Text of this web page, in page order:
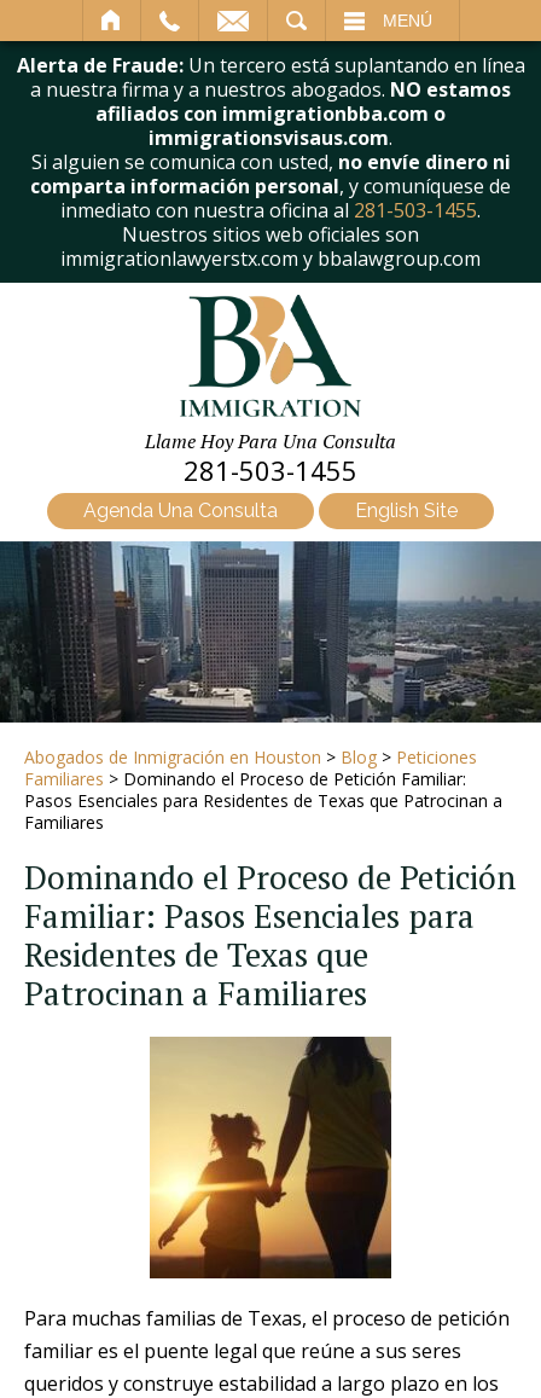
MENÚ
Alerta de Fraude:Un tercero está suplantando en línea
a nuestra firma y a nuestros abogados. NO estamos
afiliados con immigrationbba.com o
immigrationsvisaus.com.
Si alguien se comunica con usted, no envíe dinero ni
comparta información personal, y comuníquese de
inmediato con nuestra oficina al 281-503-1455.
Nuestros sitios web oficiales son
immigrationlawyerstx.com y bbalawgroup.com
Llame Hoy Para Una Consulta
281-503-1455
Agenda Una Consulta English Site
Abogados de Inmigración en Houston > Blog > Peticiones
Familiares > Dominando el Proceso de Petición Familiar:
Pasos Esenciales para Residentes de Texas que Patrocinan a
Familiares
Dominando el Proceso de Petición
Familiar: Pasos Esenciales para
Residentes de Texas que
Patrocinan a Familiares
Para muchas familias de Texas, el proceso de petición
familiar es el puente legal que reúne a sus seres
queridos y construye estabilidad a largo plazo en los